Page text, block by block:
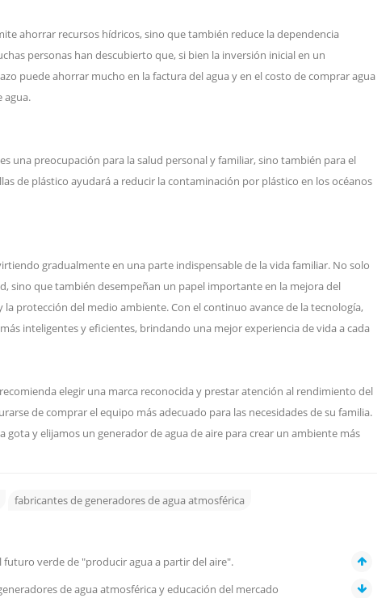
ahorrar recursos hídricos, sino que también reduce la dependencia
personas han descubierto que, si bien la inversión inicial en un
puede ahorrar mucho en la factura del agua y en el costo de comprar agua
agua.
una preocupación para la salud personal y familiar, sino también para el
de plástico ayudará a reducir la contaminación por plástico en los océanos
gradualmente en una parte indispensable de la vida familiar. No solo
sino que también desempeñan un papel importante en la mejora del
protección del medio ambiente. Con el continuo avance de la tecnología,
inteligentes y eficientes, brindando una mejor experiencia de vida a cada
elegir una marca reconocida y prestar atención al rendimiento del
de comprar el equipo más adecuado para las necesidades de su familia.
gota y elijamos un generador de agua de aire para crear un ambiente más
fabricantes de generadores de agua atmosférica
futuro verde de "producir agua a partir del aire".
de agua atmosférica y educación del mercado